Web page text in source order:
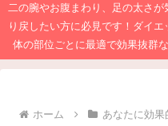
二の腕やお腹まわり、足の太さ
り戻したい方に必見です！ダイエ
体の部位ごとに最適で効果抜群
ホーム
あなたに効